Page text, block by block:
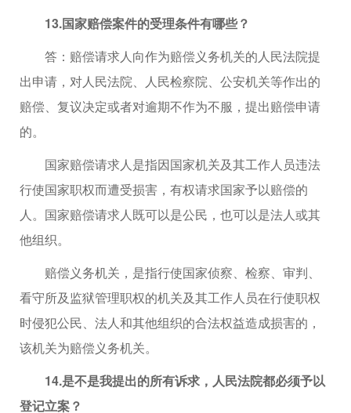
13.国家赔偿案件的受理条件有哪些？
答：赔偿请求人向作为赔偿义务机关的人民法院提
出申请，对人民法院、人民检察院、公安机关等作出的
赔偿、复议决定或者对逾期不作为不服，提出赔偿申请
的。
国家赔偿请求人是指因国家机关及其工作人员违法
行使国家职权而遭受损害，有权请求国家予以赔偿的
人。国家赔偿请求人既可以是公民，也可以是法人或其
他组织。
赔偿义务机关，是指行使国家侦察、检察、审判、
看守所及监狱管理职权的机关及其工作人员在行使职权
时侵犯公民、法人和其他组织的合法权益造成损害的，
该机关为赔偿义务机关。
14.是不是我提出的所有诉求，人民法院都必须予以
登记立案？